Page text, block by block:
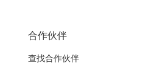
合作伙伴
查找合作伙伴